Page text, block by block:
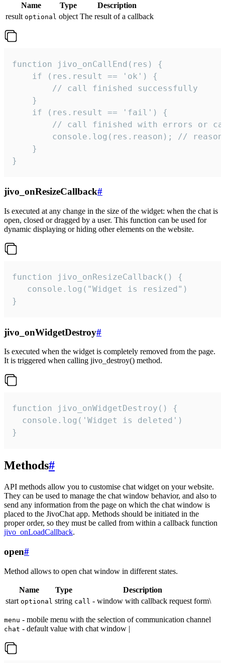
Name Type
Description
result optional object The result of a callback
function jivo_onCallEnd(res) {
    if (res.result == 'ok') {
        // call finished successfully
    }
    if (res.result == 'fail') {
// call finished with errors or
console.log(res.reason); //
    }
}
jivo_onResizeCallback#
Is executed at any change in the size of the widget: when the chat is
open, closed or dragged by a user. This function can be used for
dynamic displaying or hiding other elements on the website.
function jivo_onResizeCallback() {
   console.log("Widget is resized")
}
jivo_onWidgetDestroy#
Is executed when the widget is completely removed from the page.
It is triggered when calling jivo_destroy() method.
function jivo_onWidgetDestroy() {
  console.log('Widget is deleted')
}
Methods#
API methods allow you to customise chat widget on your website.
They can be used to manage the chat window behavior, and also to
send any information from the page on which the chat window is
placed to the JivoChat app. Methods should be initiated in the
proper order, so they must be called from within a callback function
jivo_onLoadCallback.
open#
Method allows to open chat window in different states.
Name Type
Description
start optional string call - window with callback request form\
menu - mobile menu with the selection of communication channel
chat - default value with chat window |